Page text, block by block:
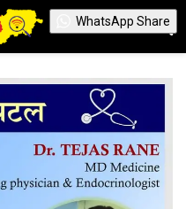
WhatsApp Share